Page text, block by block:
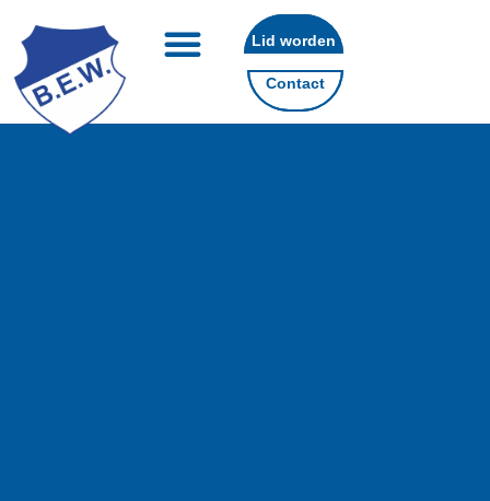
Lid worden
Contact